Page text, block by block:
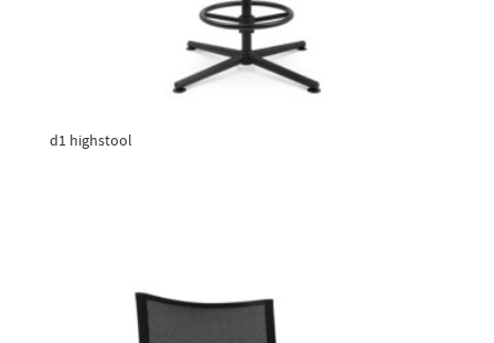
d1 highstool